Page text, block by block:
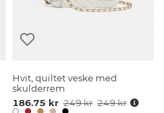
Hvit, quiltet veske med
skulderrem
186.75 kr 249 kr 249 kr